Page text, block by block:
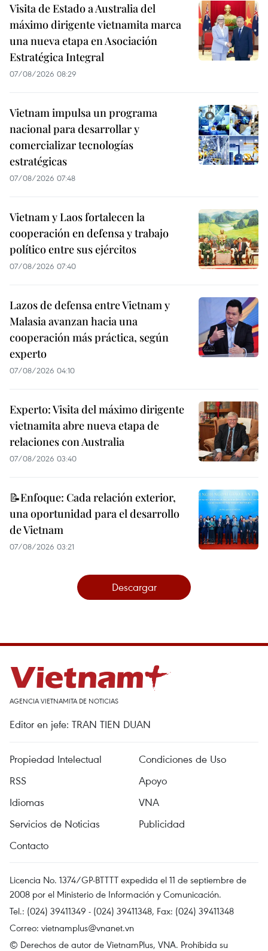
Visita de Estado a Australia del
máximo dirigente vietnamita marca
una nueva etapa en Asociación
Estratégica Integral
07/08/2026 08:29
Vietnam impulsa un programa
nacional para desarrollar y
comercializar tecnologías
estratégicas
07/08/2026 07:48
Vietnam y Laos fortalecen la
cooperación en defensa y trabajo
político entre sus ejércitos
07/08/2026 07:40
Lazos de defensa entre Vietnam y
Malasia avanzan hacia una
cooperación más práctica, según
experto
07/08/2026 04:10
Experto: Visita del máximo dirigente
vietnamita abre nueva etapa de
relaciones con Australia
07/08/2026 03:40
📝Enfoque: Cada relación exterior,
una oportunidad para el desarrollo
de Vietnam
07/08/2026 03:21
Descargar
AGENCIA VIETNAMITA DE NOTICIAS
Editor en jefe: TRAN TIEN DUAN
Propiedad Intelectual
Condiciones de Uso
RSS
Apoyo
Idiomas
VNA
Servicios de Noticias
Publicidad
Contacto
Licencia No. 1374/GP-BTTTT expedida el 11 de septiembre de
2008 por el Ministerio de Información y Comunicación.
Tel.: (024) 39411349 - (024) 39411348, Fax: (024) 39411348
Correo: vietnamplus@vnanet.vn
© Derechos de autor de VietnamPlus, VNA. Prohibida su